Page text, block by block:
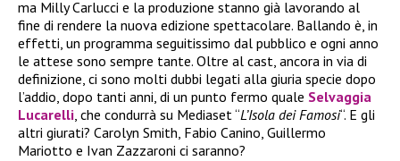
ma Milly Carlucci e la produzione stanno già lavorando al
fine di rendere la nuova edizione spettacolare. Ballando è, in
effetti, un programma seguitissimo dal pubblico e ogni anno
le attese sono sempre tante. Oltre al cast, ancora in via di
definizione, ci sono molti dubbi legati alla giuria specie dopo
l’addio, dopo tanti anni, di un punto fermo quale Selvaggia
Lucarelli, che condurrà su Mediaset “L’Isola dei Famosi“. E gli
altri giurati? Carolyn Smith, Fabio Canino, Guillermo
Mariotto e Ivan Zazzaroni ci saranno?